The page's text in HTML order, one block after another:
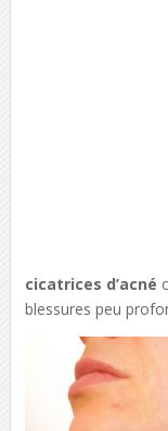
cicatrices d’acné
blessures peu